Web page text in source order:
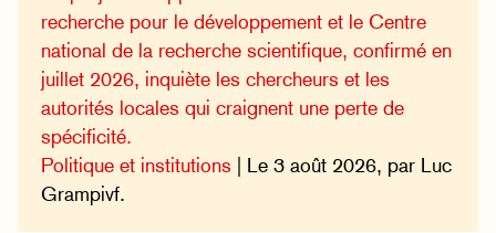
recherche pour le développement et le Centre
national de la recherche scientifique, confirmé en
juillet 2026, inquiète les chercheurs et les
autorités locales qui craignent une perte de
spécificité.
Politique et institutions | Le 3 août 2026, par Luc
Grampivf.